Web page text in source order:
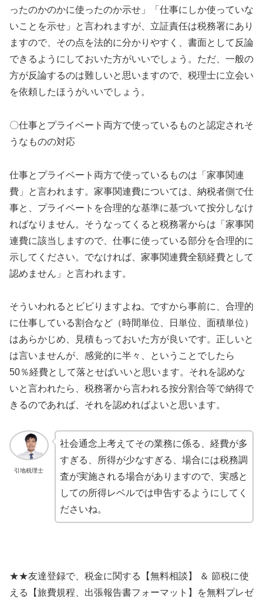
ったのかのかに使ったのか示せ」「仕事にしか使っていな
いことを示せ」と言われますが、立証責任は税務署にあり
ますので、その点を法的に分かりやすく、書面として反論
できるようにしておいた方がいいでしょう。ただ、一般の
方が反論するのは難しいと思いますので、税理士に立会い
を依頼したほうがいいでしょう。
〇仕事とプライベート両方で使っているものと認定されそ
うなものの対応
仕事とプライベート両方で使っているものは「家事関連
費」と言われます。家事関連費については、納税者側で仕
事と、プライベートを合理的な基準に基づいて按分しなけ
ればなりません。そうなってくると税務署からは「家事関
連費に該当しますので、仕事に使っている部分を合理的に
示してください。でなければ、家事関連費全額経費として
認めません」と言われます。
そういわれるとビビりますよね。ですから事前に、合理的
に仕事している割合など（時間単位、日単位、面積単位）
はあらかじめ、見積もっておいた方が良いです。正しいと
は言いませんが、感覚的に半々、ということでしたら
50％経費として落とせばいいと思います。それを認めな
いと言われたら、税務署から言われる按分割合等で納得で
きるのであれば、それを認めればよいと思います。
引地税理士
社会通念上考えてその業務に係る、経費が多
すぎる、所得が少なすぎる、場合には税務調
査が実施される場合がありますので、実感と
しての所得レベルでは申告するようにしてく
ださいね。
★★友達登録で、税金に関する【無料相談】 ＆ 節税に使
える【旅費規程、出張報告書フォーマット】を無料プレゼ